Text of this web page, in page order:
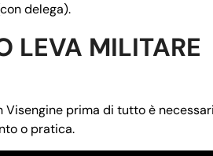
delega).
LEVA MILITARE
Visengine prima di tutto è
o pratica.